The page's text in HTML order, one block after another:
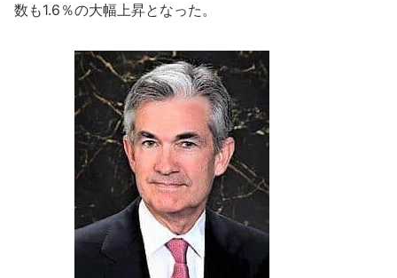
数も1.6％の大幅上昇となった。